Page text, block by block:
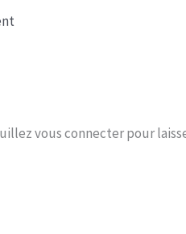
vous connecter pour